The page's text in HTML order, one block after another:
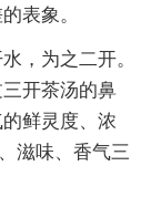
表象。
，为之二开。
开茶汤的鼻
鲜灵度、浓
滋味、香气三